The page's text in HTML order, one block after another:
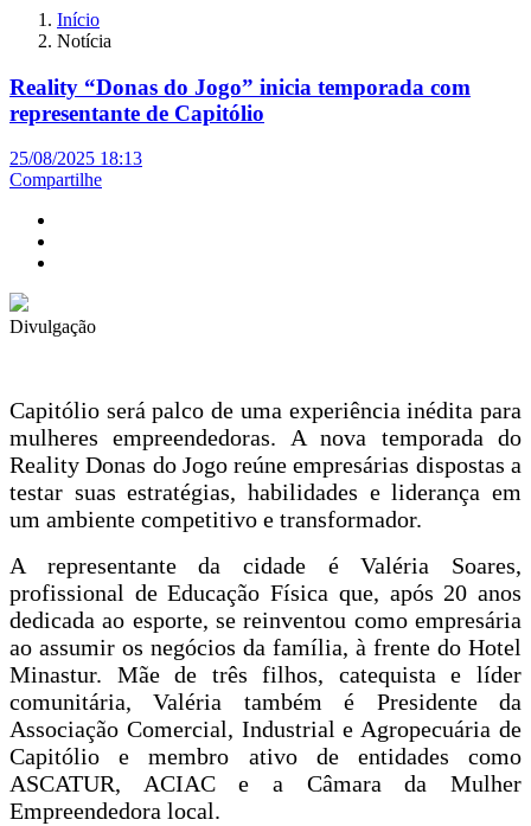
Início
Notícia
Reality “Donas do Jogo” inicia temporada com
representante de Capitólio
25/08/2025 18:13
Compartilhe
Divulgação
Capitólio será palco de uma experiência inédita para
mulheres empreendedoras. A nova temporada do
Reality Donas do Jogo reúne empresárias dispostas a
testar suas estratégias, habilidades e liderança em
um ambiente competitivo e transformador.
A representante da cidade é Valéria Soares,
profissional de Educação Física que, após 20 anos
dedicada ao esporte, se reinventou como empresária
ao assumir os negócios da família, à frente do Hotel
Minastur. Mãe de três filhos, catequista e líder
comunitária, Valéria também é Presidente da
Associação Comercial, Industrial e Agropecuária de
Capitólio e membro ativo de entidades como
ASCATUR, ACIAC e a Câmara da Mulher
Empreendedora local.